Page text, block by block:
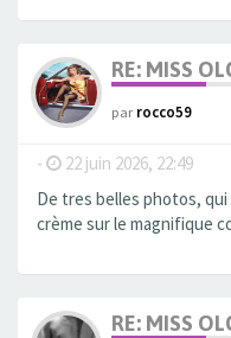
RE: MISS
parrocco59
- 22 juin 2026, 22:49
De tres belles photos,
crème sur le magnifique
RE: MISS